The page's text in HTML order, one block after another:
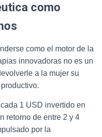
como
como el motor de la
innovadoras no es un
a la mujer su
1 USD invertido en
retorno de entre 2 y 4
por la